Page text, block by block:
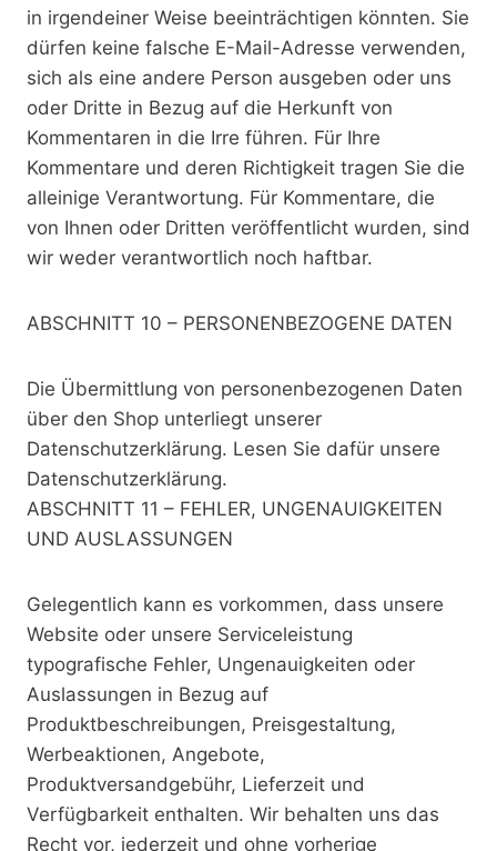
in irgendeiner Weise beeinträchtigen könnten. Sie
dürfen keine falsche E-Mail-Adresse verwenden,
sich als eine andere Person ausgeben oder uns
oder Dritte in Bezug auf die Herkunft von
Kommentaren in die Irre führen. Für Ihre
Kommentare und deren Richtigkeit tragen Sie die
alleinige Verantwortung. Für Kommentare, die
von Ihnen oder Dritten veröffentlicht wurden, sind
wir weder verantwortlich noch haftbar.
ABSCHNITT 10 – PERSONENBEZOGENE DATEN
Die Übermittlung von personenbezogenen Daten
über den Shop unterliegt unserer
Datenschutzerklärung. Lesen Sie dafür unsere
Datenschutzerklärung.
ABSCHNITT 11 – FEHLER, UNGENAUIGKEITEN
UND AUSLASSUNGEN
Gelegentlich kann es vorkommen, dass unsere
Website oder unsere Serviceleistung
typografische Fehler, Ungenauigkeiten oder
Auslassungen in Bezug auf
Produktbeschreibungen, Preisgestaltung,
Werbeaktionen, Angebote,
Produktversandgebühr, Lieferzeit und
Verfügbarkeit enthalten. Wir behalten uns das
Recht vor, jederzeit und ohne vorherige